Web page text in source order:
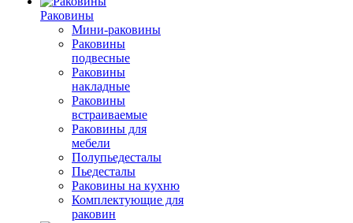
Раковины
Мини-раковины
Раковины
подвесные
Раковины
накладные
Раковины
встраиваемые
Раковины для
мебели
Полупьедесталы
Пьедесталы
Раковины на кухню
Комплектующие для
раковин